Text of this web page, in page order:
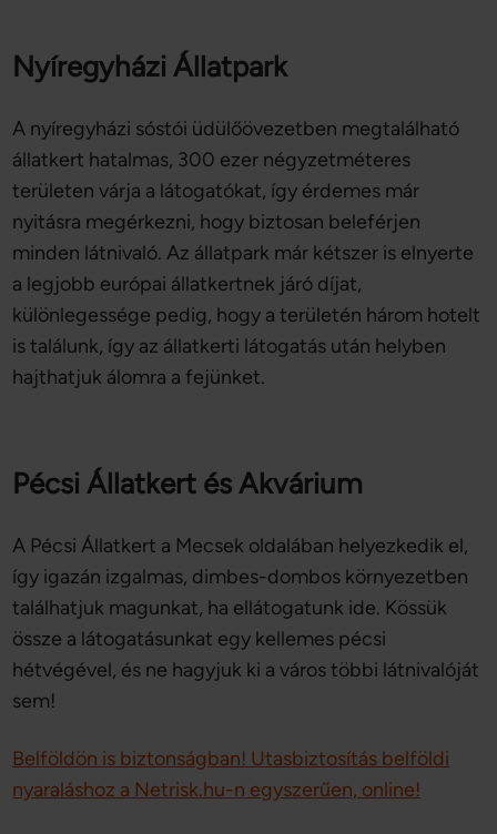
Nyíregyházi Állatpark
A nyíregyházi sóstói üdülőövezetben megtalálható
állatkert hatalmas, 300 ezer négyzetméteres
területen várja a látogatókat, így érdemes már
nyitásra megérkezni, hogy biztosan beleférjen
minden látnivaló. Az állatpark már kétszer is elnyerte
a legjobb európai állatkertnek járó díjat,
különlegessége pedig, hogy a területén három hotelt
is találunk, így az állatkerti látogatás után helyben
hajthatjuk álomra a fejünket.
Pécsi Állatkert és Akvárium
A Pécsi Állatkert a Mecsek oldalában helyezkedik el,
így igazán izgalmas, dimbes-dombos környezetben
találhatjuk magunkat, ha ellátogatunk ide. Kössük
össze a látogatásunkat egy kellemes pécsi
hétvégével, és ne hagyjuk ki a város többi látnivalóját
sem!
Belföldön is biztonságban! Utasbiztosítás belföldi
nyaraláshoz a Netrisk.hu-n egyszerűen, online!